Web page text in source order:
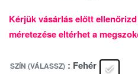
Kérjük vásárlás előtt
méretezése eltérhet a
SZÍN (VÁLASSZ) : Fehér